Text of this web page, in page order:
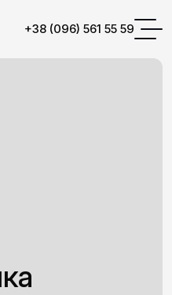
+38 (096) 561 55 59